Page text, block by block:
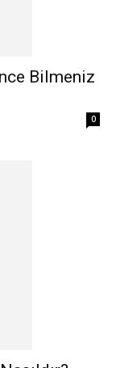
Bilmeniz
0